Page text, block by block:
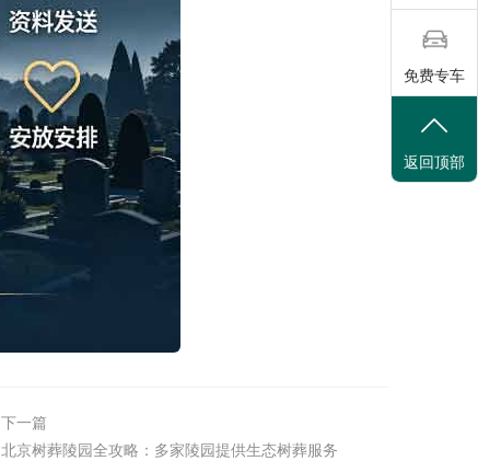
下一篇
北京树葬陵园全攻略：多家陵园提供生态树葬服务
免费专车
返回顶部